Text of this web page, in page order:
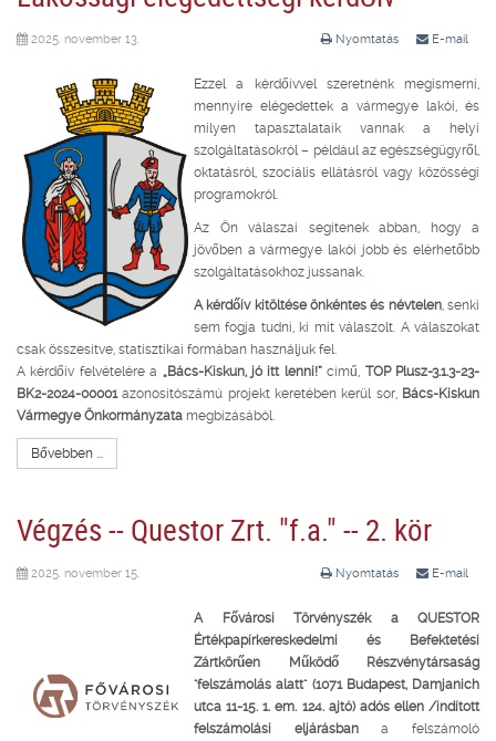
Nyomtatás E-mail
2025. november 13.
Ezzel a kérdőívvel szeretnénk megismerni,
mennyire elégedettek a vármegye lakói, és
milyen tapasztalataik vannak a helyi
szolgáltatásokról – például az egészségügyről,
oktatásról, szociális ellátásról vagy közösségi
programokról.
Az Ön válaszai segítenek abban, hogy a
jövőben a vármegye lakói jobb és elérhetőbb
szolgáltatásokhoz jussanak.
A kérdőív kitöltése önkéntes és névtelen, senki
sem fogja tudni, ki mit válaszolt. A válaszokat
csak összesítve, statisztikai formában használjuk fel.
A kérdőív felvételére a „Bács-Kiskun, jó itt lenni!”című, TOP Plusz-3.1.3-23-
BK2-2024-00001azonosítószámú projekt keretében kerül sor, Bács-Kiskun
Vármegye Önkormányzata megbízásából.
Bővebben ...
Végzés -- Questor Zrt. "f.a." -- 2. kör
Nyomtatás E-mail
2025. november 15.
A Fővárosi Törvényszék a QUESTOR
Értékpapírkereskedelmi és Befektetési
Zártkörűen Működő Részvénytársaság
"felszámolás alatt" (1071 Budapest, Damjanich
utca 11-15. 1. em. 124. ajtó) adós ellen /indított
felszámolási eljárásbana felszámoló